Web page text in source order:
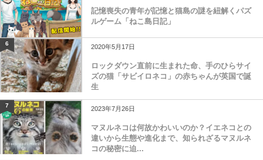
記憶喪失の青年が記憶と猫島の謎を紐解くパズ
ルゲーム「ねこ島日記」
6 2020年5月17日
ロックダウン直前に生まれた命、手のひらサイ
ズの猫「サビイロネコ」の赤ちゃんが英国で誕
生
7 2023年7月26日
マヌルネコは何故かわいいのか？イエネコとの
違いから生態や進化まで、知られざるマヌルネ
コの秘密に迫...